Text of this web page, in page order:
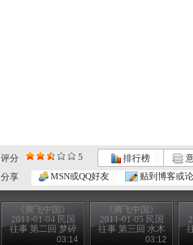
评分 5 排行榜
分享
MSN或QQ好友 贴到博客或
《腾飞中国》
2011-01-04 民国
往事 第二回 梦碎
03:14
《腾飞中国》
2011-01-05 民国
往事 第三回 水木
03:12